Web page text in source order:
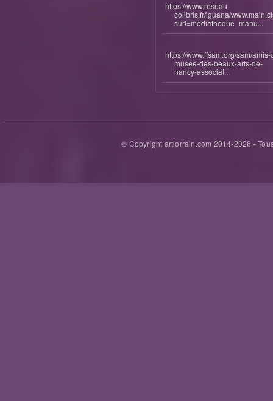
https://www.reseau-
colibris.fr/iguana/
surl=mediatheque_manu...
https://www.ffsam.org/sam/amis-
musee-des-beaux-arts-de-
nancy-associat...
© Copyright artlorrain.com 2014-2026 -